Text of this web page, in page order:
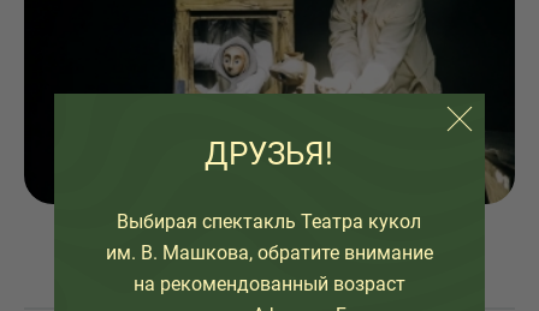
ДРУЗЬЯ!
Выбирая спектакль Театра кукол
им. В. Машкова, обратите внимание
на рекомендованный возраст